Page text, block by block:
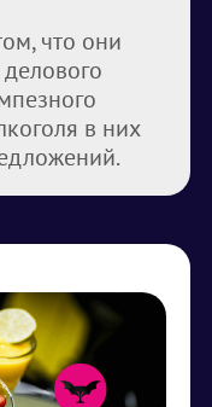
что они
в них